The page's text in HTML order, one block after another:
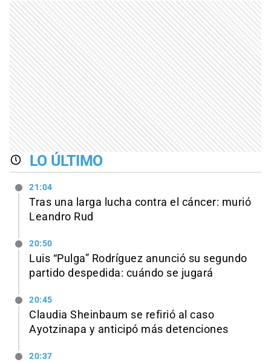
LO ÚLTIMO
21:04
Tras una larga lucha contra el cáncer: murió
Leandro Rud
20:50
Luis “Pulga” Rodríguez anunció su segundo
partido despedida: cuándo se jugará
20:45
Claudia Sheinbaum se refirió al caso
Ayotzinapa y anticipó más detenciones
20:37